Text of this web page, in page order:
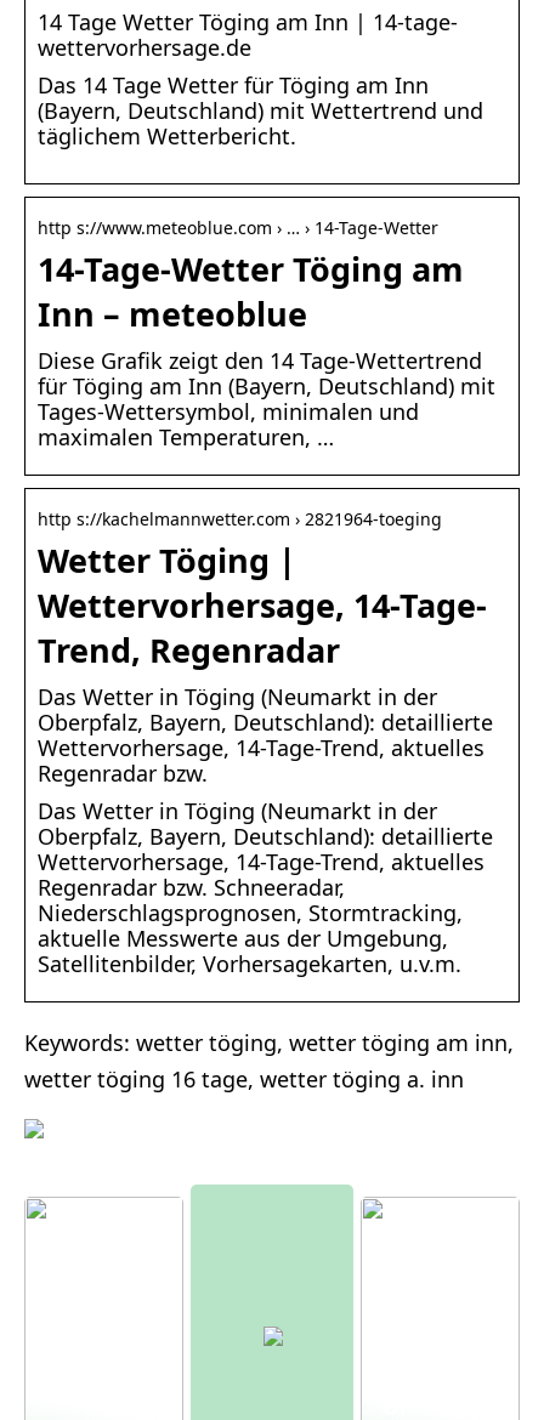
14 Tage Wetter Töging am Inn | 14-tage-
wettervorhersage.de
Das 14 Tage Wetter für Töging am Inn
(Bayern, Deutschland) mit Wettertrend und
täglichem Wetterbericht.
http s://www.meteoblue.com › … › 14-Tage-Wetter
14-Tage-Wetter Töging am
Inn – meteoblue
Diese Grafik zeigt den 14 Tage-Wettertrend
für Töging am Inn (Bayern, Deutschland) mit
Tages-Wettersymbol, minimalen und
maximalen Temperaturen, …
http s://kachelmannwetter.com › 2821964-toeging
Wetter Töging |
Wettervorhersage, 14-Tage-
Trend, Regenradar
Das Wetter in Töging (Neumarkt in der
Oberpfalz, Bayern, Deutschland): detaillierte
Wettervorhersage, 14-Tage-Trend, aktuelles
Regenradar bzw.
Das Wetter in Töging (Neumarkt in der
Oberpfalz, Bayern, Deutschland): detaillierte
Wettervorhersage, 14-Tage-Trend, aktuelles
Regenradar bzw. Schneeradar,
Niederschlagsprognosen, Stormtracking,
aktuelle Messwerte aus der Umgebung,
Satellitenbilder, Vorhersagekarten, u.v.m.
Keywords: wetter töging, wetter töging am inn,
wetter töging 16 tage, wetter töging a. inn